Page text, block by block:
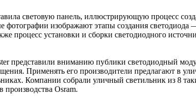
световую панель, иллюстрирующую процесс
фотографии изображают этапы создания светодиода
процесс установки и сборки светодиодного
представили вниманию публики светодиодный
Применять его производители предлагают в
Компании собрали уличный светильник из 8
производства Osram.